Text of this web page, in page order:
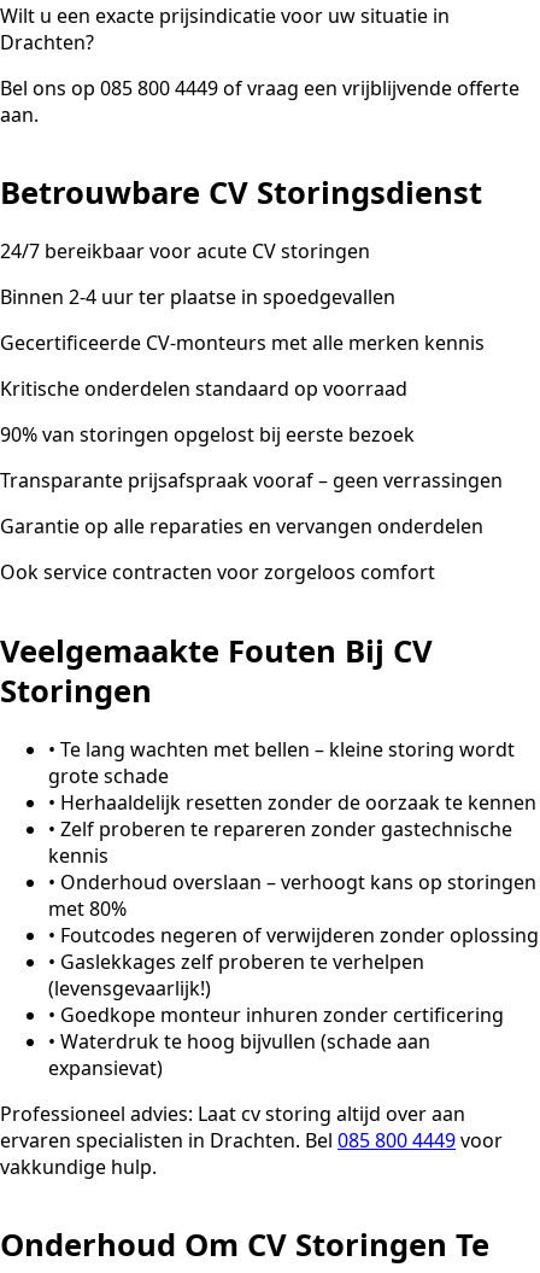
Wilt u een exacte prijsindicatie voor uw situatie in
Drachten?
Bel ons op 085 800 4449 of vraag een vrijblijvende offerte
aan.
Betrouwbare CV Storingsdienst
24/7 bereikbaar voor acute CV storingen
Binnen 2-4 uur ter plaatse in spoedgevallen
Gecertificeerde CV-monteurs met alle merken kennis
Kritische onderdelen standaard op voorraad
90% van storingen opgelost bij eerste bezoek
Transparante prijsafspraak vooraf – geen verrassingen
Garantie op alle reparaties en vervangen onderdelen
Ook service contracten voor zorgeloos comfort
Veelgemaakte Fouten Bij CV
Storingen
• Te lang wachten met bellen – kleine storing wordt
grote schade
• Herhaaldelijk resetten zonder de oorzaak te kennen
• Zelf proberen te repareren zonder gastechnische
kennis
• Onderhoud overslaan – verhoogt kans op storingen
met 80%
• Foutcodes negeren of verwijderen zonder oplossing
• Gaslekkages zelf proberen te verhelpen
(levensgevaarlijk!)
• Goedkope monteur inhuren zonder certificering
• Waterdruk te hoog bijvullen (schade aan
expansievat)
Professioneel advies: Laat cv storing altijd over aan
ervaren specialisten in Drachten. Bel 085 800 4449voor
vakkundige hulp.
Onderhoud Om CV Storingen Te